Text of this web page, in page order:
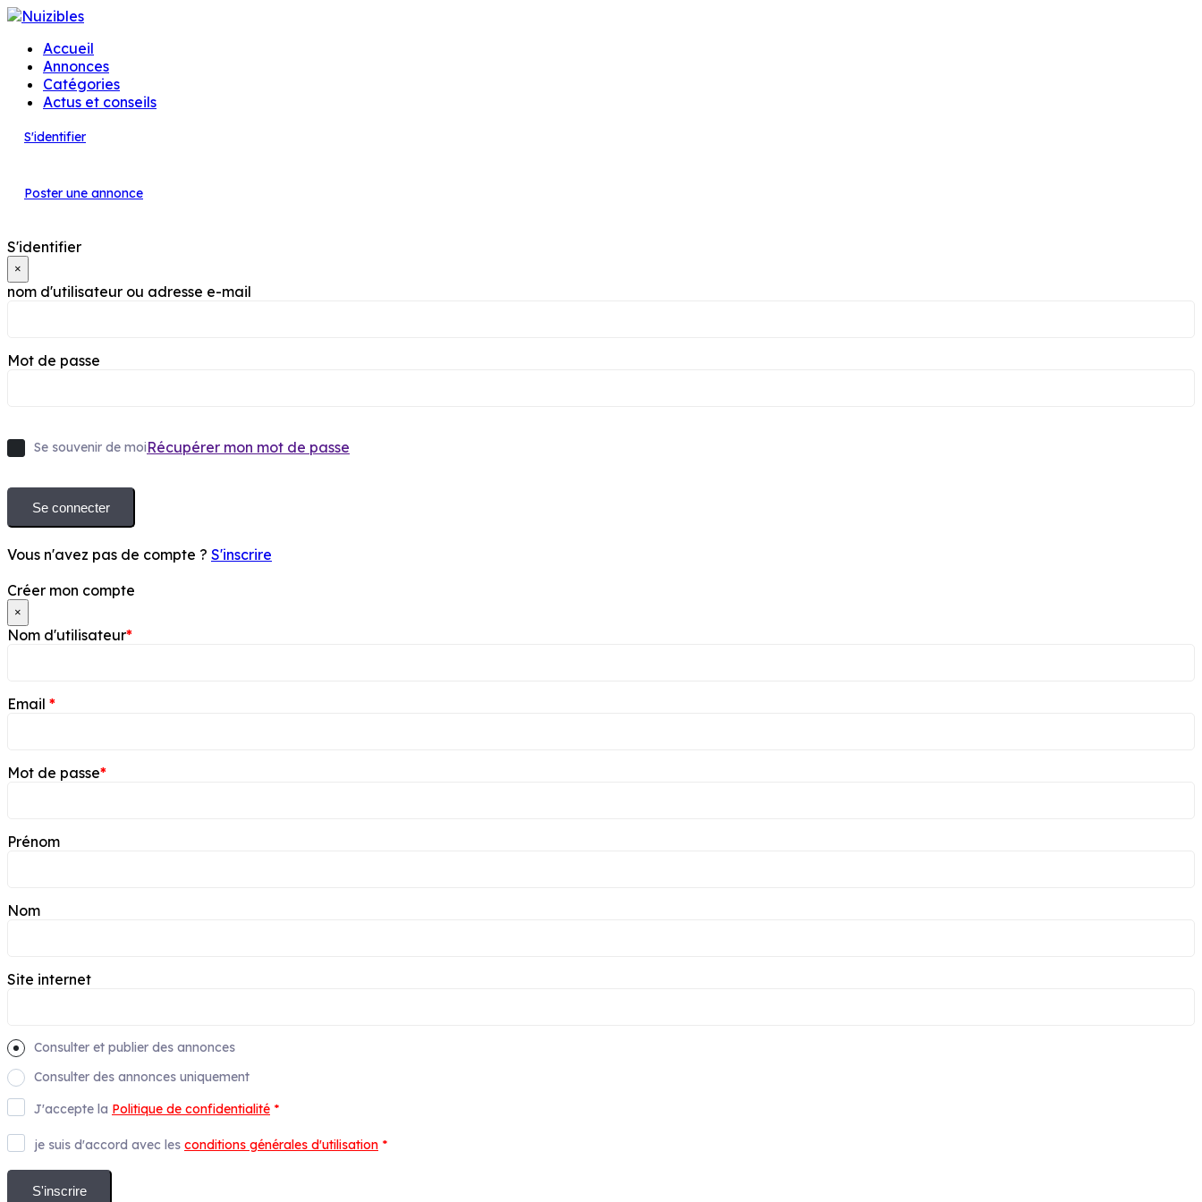
Accueil
Annonces
Catégories
Actus et conseils
S'identifier
Poster une annonce
S'identifier
×
nom d'utilisateur ou adresse e-mail
Mot de passe
Se souvenir de moiRécupérer mon mot de passe
Se connecter
Vous n'avez pas de compte ? S'inscrire
Créer mon compte
×
Nom d'utilisateur*
Email *
Mot de passe*
Prénom
Nom
Site internet
Consulter et publier des annonces
Consulter des annonces uniquement
J'accepte la Politique de confidentialité *
je suis d'accord avec les conditions générales d'utilisation *
S'inscrire